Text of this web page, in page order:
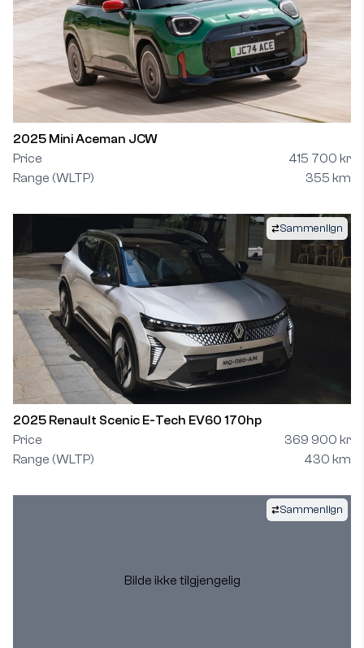
2025 Mini Aceman JCW
Price
415 700 kr
Range (WLTP)
355 km
Sammenlign
2025 Renault Scenic E-Tech EV60 170hp
Price
369 900 kr
Range (WLTP)
430 km
Sammenlign
Bilde ikke tilgjengelig